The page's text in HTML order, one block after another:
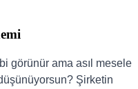
görünür ama asıl mesele
Şirketin